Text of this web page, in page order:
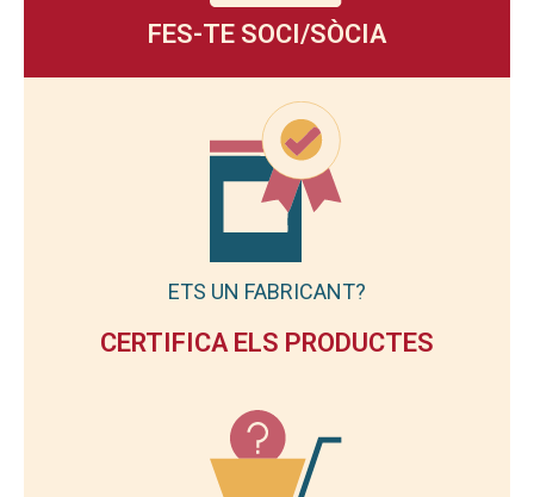
FES-TE SOCI/SÒCIA
ETS UN FABRICANT?
CERTIFICA ELS PRODUCTES